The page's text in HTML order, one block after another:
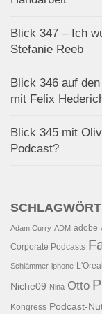
Blick 347 – Ich
Stefanie Reeb
Blick 346 auf
mit Felix
Blick 345 mit
Podcast?
Adam Curry ADM adobe
Corporate Podcasts
Schlämmer iphone L'Oreal
Niche09 Nina Otto
Kongress Podcast-